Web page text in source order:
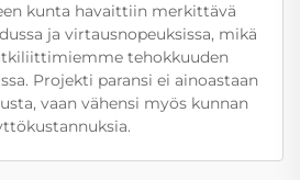
kunta havaittiin merkittävä
ja virtausnopeuksissa, mikä
tehokkuuden
Projekti paransi ei ainoastaan
vaan vähensi myös kunnan